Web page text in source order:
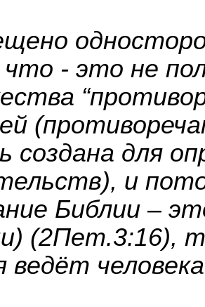
- это не
создана для
и
Библии –
(2Пет.3:16),
ведёт